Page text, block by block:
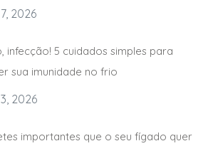
2026
infecção! 5 cuidados simples para
sua imunidade no frio
2026
importantes que o seu fígado quer